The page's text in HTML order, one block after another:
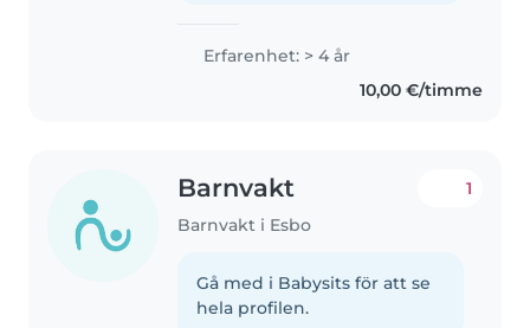
Erfarenhet: > 4 år
10,00 €/timme
Barnvakt
Barnvakt i Esbo
1
Gå med i Babysits för att se
hela profilen.